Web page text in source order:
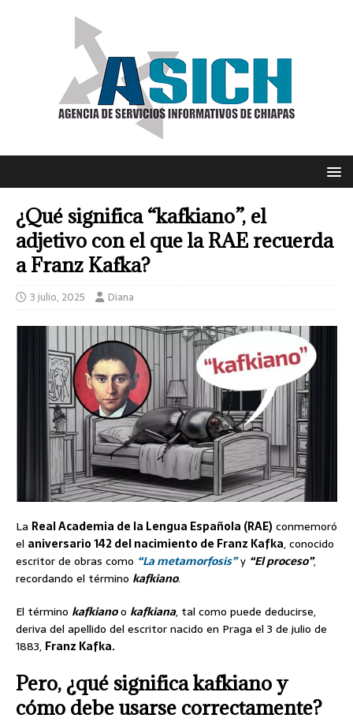
¿Qué significa “kafkiano”, el
adjetivo con el que la RAE recuerda
a Franz Kafka?
3 julio, 2025 Diana
La Real Academia de la Lengua Española (RAE) conmemoró
el aniversario 142 del nacimiento de Franz Kafka, conocido
escritor de obras como “La metamorfosis”y “El proceso”,
recordando el término kafkiano.
El término kafkianoo kafkiana, tal como puede deducirse,
deriva del apellido del escritor nacido en Praga el 3 de julio de
1883, Franz Kafka.
Pero, ¿qué significa kafkiano y
cómo debe usarse correctamente?